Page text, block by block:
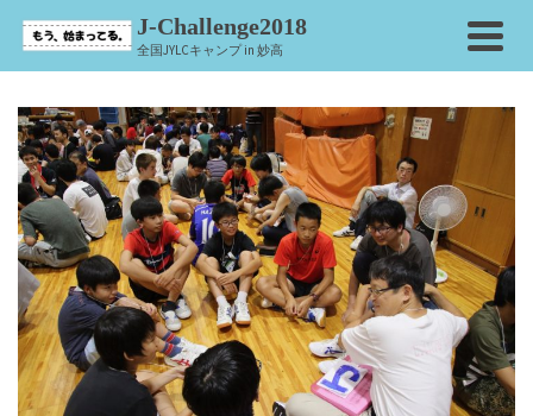
J-Challenge2018
全国JYLCキャンプ in 妙高